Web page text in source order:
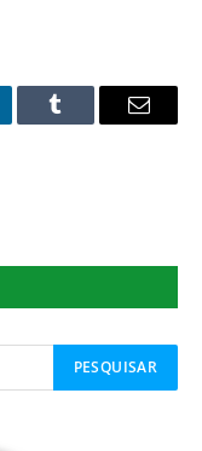
Tumblr
E-